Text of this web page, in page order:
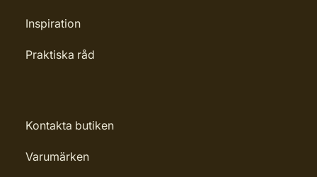
Inspiration
Praktiska råd
Kontakta butiken
Varumärken